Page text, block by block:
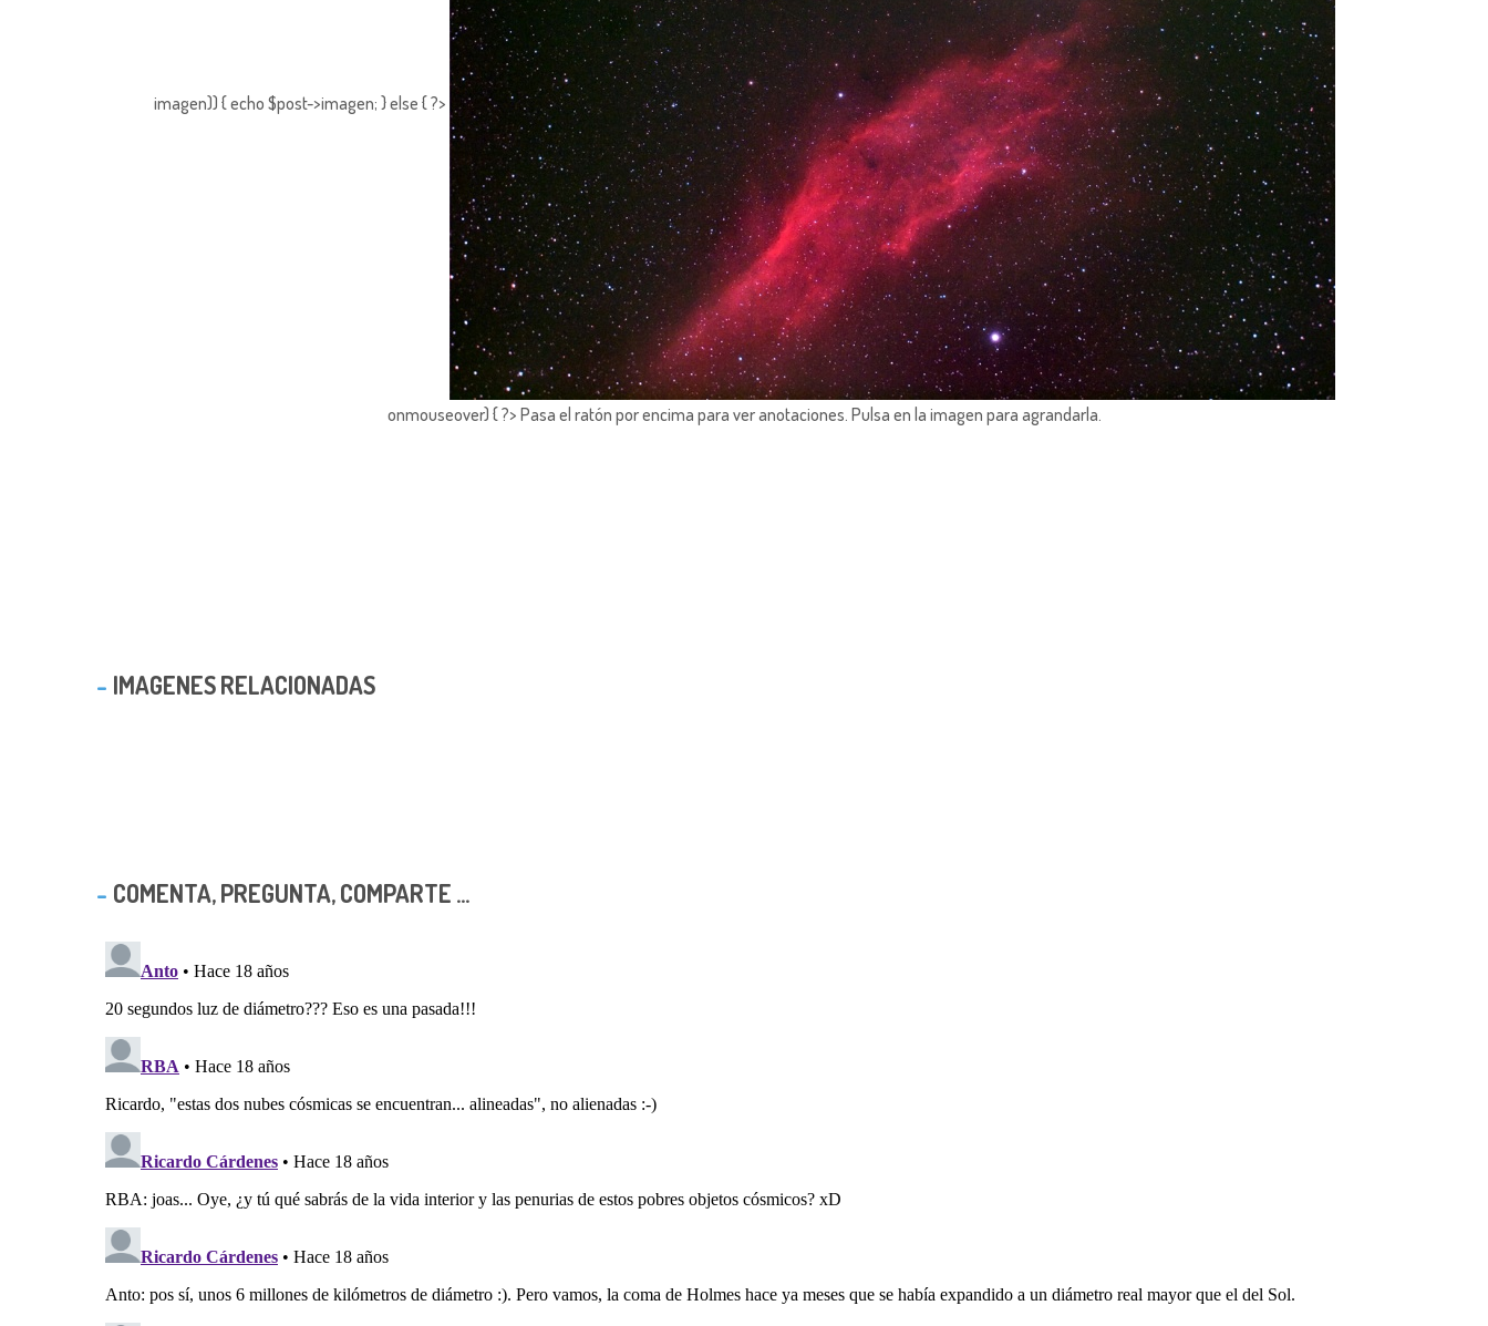
imagen)) { echo $post->imagen; } else { ?>
onmouseover) { ?> Pasa el ratón por encima para ver anotaciones. Pulsa en la imagen para agrandarla.
IMAGENES RELACIONADAS
COMENTA, PREGUNTA, COMPARTE ...